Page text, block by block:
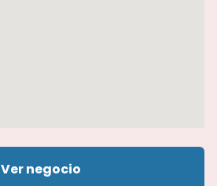
Ver negocio